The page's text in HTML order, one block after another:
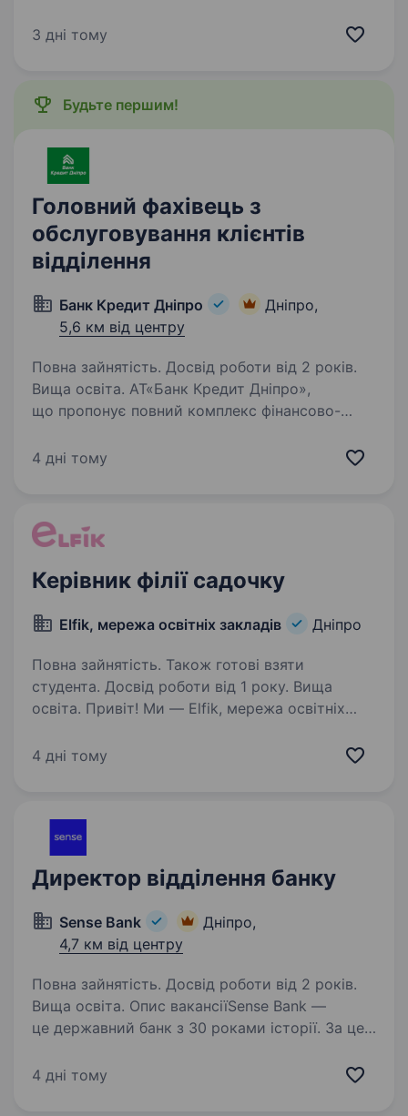
Якщо ви маєте ґрунтовний досвід
3 дні тому
Будьте першим!
Головний фахівець з
обслуговування клієнтів
відділення
Банк Кредит Дніпро
Дніпро,
5,6 км від центру
Повна зайнятість. Досвід роботи від 2 років.
Вища освіта. АТ«Банк Кредит Дніпро»,
що пропонує повний комплекс фінансово-
команди Головного фахівця з обслуговування
4 дні тому
Керівник філії садочку
Еlfik, мережа освітніх закладів Дніпро
Повна зайнятість. Також готові взяти
студента. Досвід роботи від 1 року. Вища
освіта. Привіт! Ми — Elfik, мережа освітніх
сім'ям якісну освіту і теплу атмосферу. Наші 11
4 дні тому
Директор відділення банку
Sense Bank
Дніпро,
4,7 км від центру
Повна зайнятість. Досвід роботи від 2 років.
Вища освіта. Опис вакансіїSense Bank —
це державний банк з 30 роками історії. За цей
а спільнотою з 4000 людей, де кожен
4 дні тому